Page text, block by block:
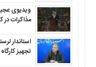
ویدیوی
مذاکرات در
استاندار
تجهیز